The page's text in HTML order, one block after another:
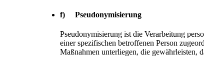
f) Pseudonymisierung
Pseudonymisierung ist die Verarbeitung
einer spezifischen betroffenen Person
Maßnahmen unterliegen, die gewährleisten,